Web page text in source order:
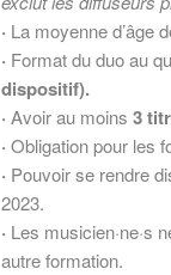
· La moyenne d’âge
· Format du duo au
dispositif).
· Avoir au moins 3
· Obligation pour les
· Pouvoir se rendre
2023.
· Les musicien·ne·s
autre formation.